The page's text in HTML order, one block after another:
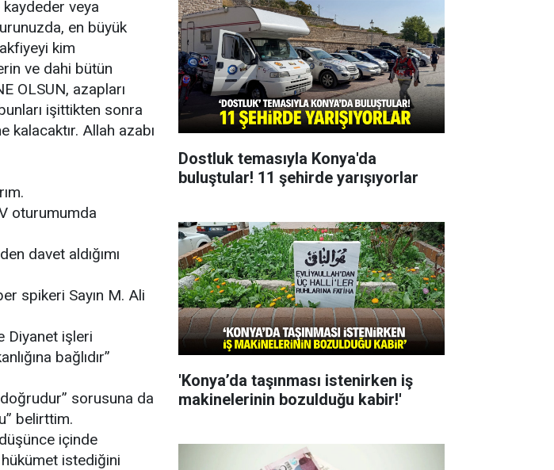
veya
en büyük
kim
ve dahi bütün
OLSUN, azapları
işittikten sonra
Allah azabı
oturumumda
davet aldığımı
spikeri Sayın M. Ali
Diyanet işleri
bağlıdır”
doğrudur” sorusuna da
belirttim.
içinde
hükümet istediğini
Dostluk temasıyla Konya'da
buluştular! 11 şehirde yarışıyorlar
'Konya’da taşınması istenirken iş
makinelerinin bozulduğu kabir!'